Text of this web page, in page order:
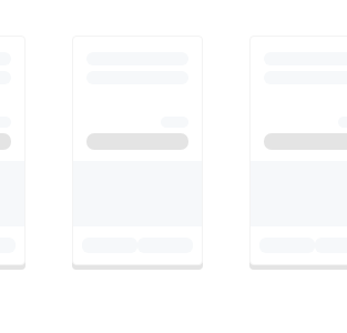
安心して進めら